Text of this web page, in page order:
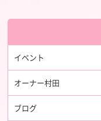
イベント
オーナー村田
ブログ